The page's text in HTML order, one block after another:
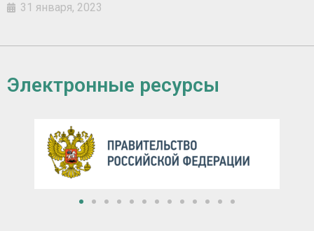
31 января, 2023
Электронные ресурсы